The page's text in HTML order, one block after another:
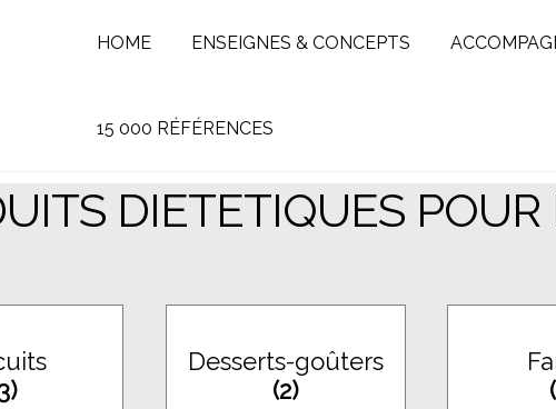
HOME ENSEIGNES & CONCEPTS
15 000 RÉFÉRENCES
DIETETIQUES
Desserts-goûters
(2)